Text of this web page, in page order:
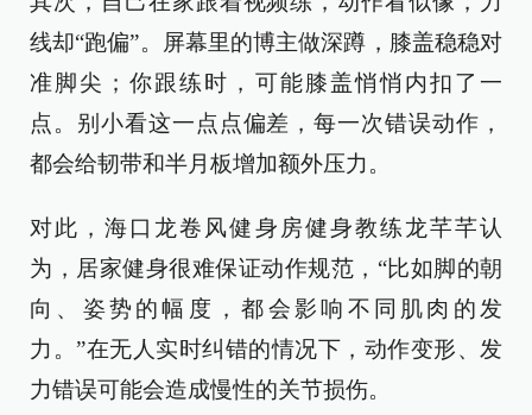
线却“跑偏”。屏幕里的博主做深蹲，膝盖稳稳对
准脚尖；你跟练时，可能膝盖悄悄内扣了一
点。别小看这一点点偏差，每一次错误动作，
都会给韧带和半月板增加额外压力。
对此，海口龙卷风健身房健身教练龙芊芊认
为，居家健身很难保证动作规范，“比如脚的朝
向、姿势的幅度，都会影响不同肌肉的发
力。”在无人实时纠错的情况下，动作变形、发
力错误可能会造成慢性的关节损伤。